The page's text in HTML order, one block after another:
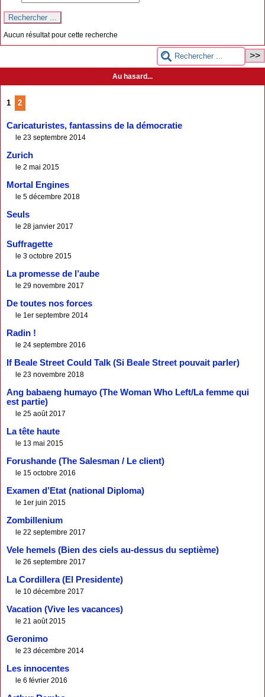
Aucun résultat pour cette recherche
Au hasard...
1 2
Caricaturistes, fantassins de la démocratie
le 23 septembre 2014
Zurich
le 2 mai 2015
Mortal Engines
le 5 décembre 2018
Seuls
le 28 janvier 2017
Suffragette
le 3 octobre 2015
La promesse de l’aube
le 29 novembre 2017
De toutes nos forces
le 1er septembre 2014
Radin !
le 24 septembre 2016
If Beale Street Could Talk (Si Beale Street pouvait parler)
le 23 novembre 2018
Ang babaeng humayo (The Woman Who Left/La femme qui
est partie)
le 25 août 2017
La tête haute
le 13 mai 2015
Forushande (The Salesman / Le client)
le 15 octobre 2016
Examen d’Etat (national Diploma)
le 1er juin 2015
Zombillenium
le 22 septembre 2017
Vele hemels (Bien des ciels au-dessus du septième)
le 26 septembre 2017
La Cordillera (El Presidente)
le 10 décembre 2017
Vacation (Vive les vacances)
le 21 août 2015
Geronimo
le 23 décembre 2014
Les innocentes
le 6 février 2016